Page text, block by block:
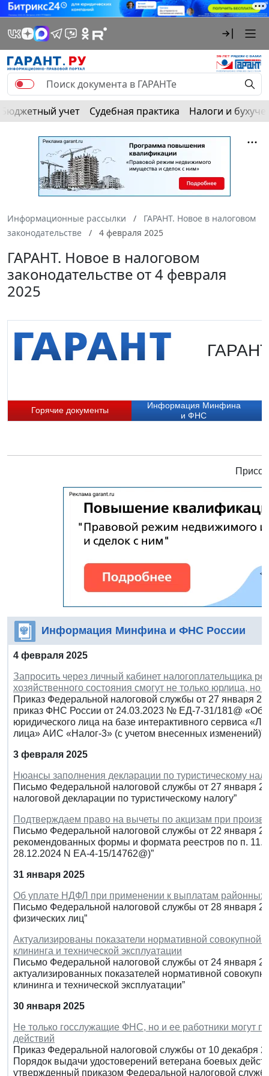
Бюджетный учет Судебная практика Налоги и
Информационные рассылки
ГАРАНТ. Новое в налоговом
законодательстве
4 февраля 2025
ГАРАНТ. Новое в налоговом
законодательстве от 4 февраля
2025
Горячие документы
Информация Минфина
и ФНС
Информация Минфина и ФНС России
4 февраля 2025
Запросить через личный кабинет налогоплательщика
хозяйственного состояния смогут не только юрлица, но
Приказ Федеральной налоговой службы от 27 января
приказ ФНС России от 24.03.2023 № ЕД-7-31/181@ «Об
юридического лица на базе интерактивного сервиса
лица» АИС «Налог-3» (с учетом внесенных изменений)”
3 февраля 2025
Нюансы заполнения декларации по туристическому
Письмо Федеральной налоговой службы от 27 января
налоговой декларации по туристическому налогу”
Подтверждаем право на вычеты по акцизам при
Письмо Федеральной налоговой службы от 22 января
рекомендованных формы и формата реестров по п.
28.12.2024 N ЕА-4-15/14762@)”
31 января 2025
Об уплате НДФЛ при применении к выплатам районных
Письмо Федеральной налоговой службы от 28 января
физических лиц”
Актуализированы показатели нормативной совокупной
клининга и технической эксплуатации
Письмо Федеральной налоговой службы от 24 января
актуализированных показателей нормативной
клининга и технической эксплуатации”
30 января 2025
Не только госслужащие ФНС, но и ее работники могут
действий
Приказ Федеральной налоговой службы от 10 декабря
Порядок выдачи удостоверений ветерана боевых
утвержденный приказом Федеральной налоговой